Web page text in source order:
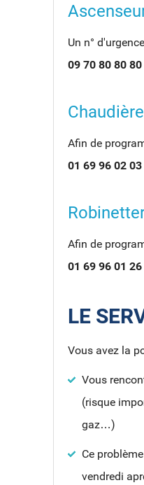
Un n°
09 70 80 80 80
Afin de
01 69 96 02 03
Afin de
01 69 96 01 26
LE
Vous avez la
Vous
(risque
gaz…)
Ce
vendredi